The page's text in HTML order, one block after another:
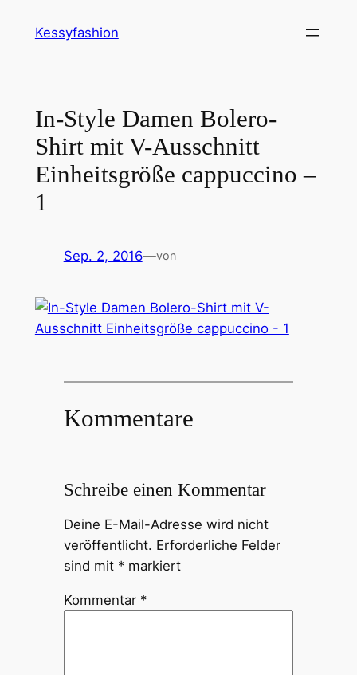
InhaltKessyfashion
In-Style Damen Bolero-
Shirt mit V-Ausschnitt
Einheitsgröße cappuccino –
1
Sep. 2, 2016—von
Kommentare
Schreibe einen Kommentar
Deine E-Mail-Adresse wird nicht
veröffentlicht. Erforderliche Felder
sind mit *markiert
Kommentar *